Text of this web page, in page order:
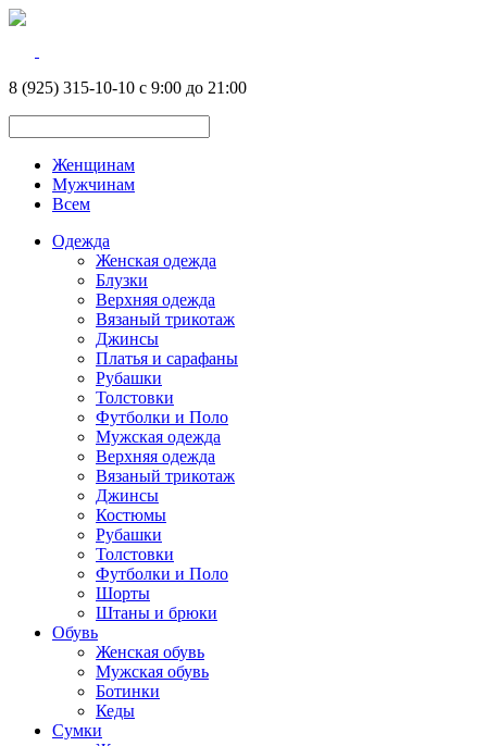
8 (925) 315-10-10 с 9:00 до 21:00
Женщинам
Мужчинам
Всем
Одежда
Женская одежда
Блузки
Верхняя одежда
Вязаный трикотаж
Джинсы
Платья и сарафаны
Рубашки
Толстовки
Футболки и Поло
Мужская одежда
Верхняя одежда
Вязаный трикотаж
Джинсы
Костюмы
Рубашки
Толстовки
Футболки и Поло
Шорты
Штаны и брюки
Обувь
Женская обувь
Мужская обувь
Ботинки
Кеды
Сумки